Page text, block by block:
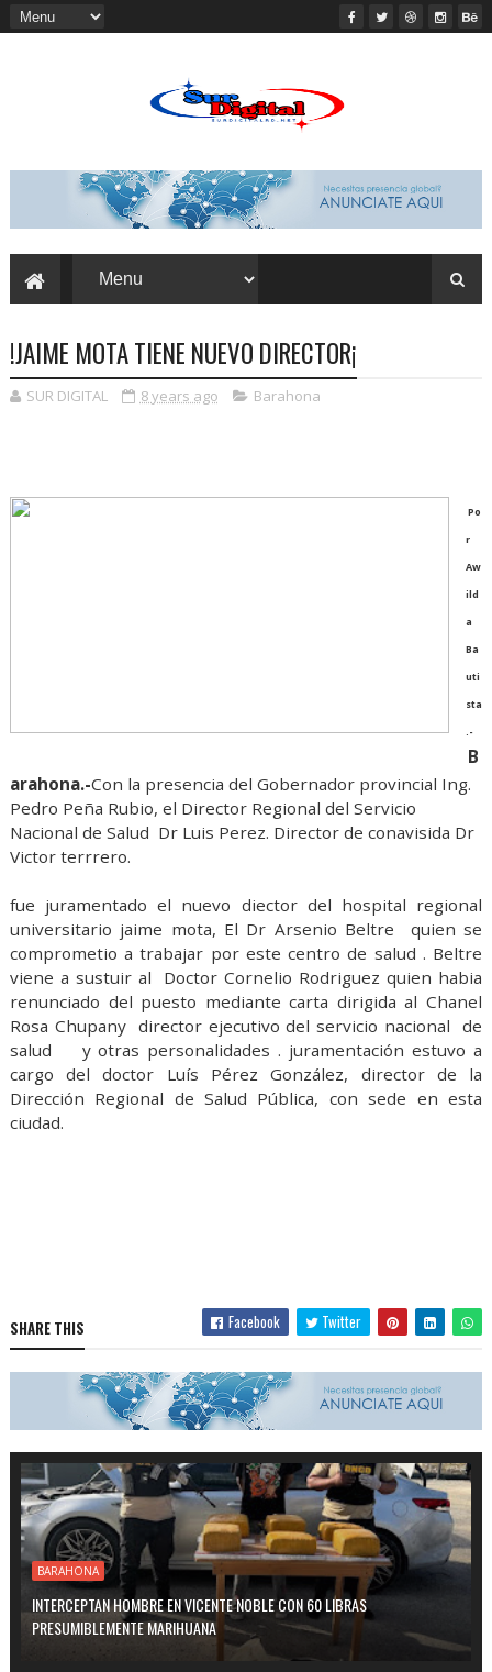
!JAIME MOTA TIENE NUEVO DIRECTOR¡
SUR DIGITAL 8 years ago Barahona
Po
r
Aw
ild
a
Ba
uti
sta
.-
B
arahona.-Con la presencia del Gobernador provincial Ing.
Pedro Peña Rubio, el Director Regional del Servicio
Nacional de Salud Dr Luis Perez. Director de conavisida Dr
Victor terrrero.
fue juramentado el nuevo diector del hospital regional
universitario jaime mota, El Dr Arsenio Beltre quien se
comprometio a trabajar por este centro de salud . Beltre
viene a sustuir al Doctor Cornelio Rodriguez quien habia
renunciado del puesto mediante carta dirigida al Chanel
Rosa Chupany director ejecutivo del servicio nacional de
salud y otras personalidades . juramentación estuvo a
cargo del doctor Luís Pérez González, director de la
Dirección Regional de Salud Pública, con sede en esta
ciudad.
SHARE THIS Facebook Twitter
BARAHONA
INTERCEPTAN HOMBRE EN VICENTE NOBLE CON 60 LIBRAS
PRESUMIBLEMENTE MARIHUANA